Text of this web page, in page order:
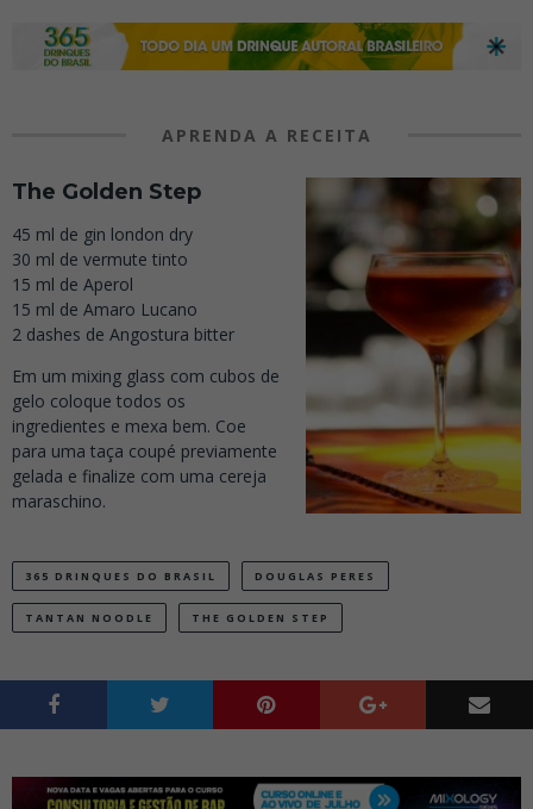
APRENDA A RECEITA
The Golden Step
45 ml de gin london dry
30 ml de vermute tinto
15 ml de Aperol
15 ml de Amaro Lucano
2 dashes de Angostura bitter
Em um mixing glass com cubos de
gelo coloque todos os
ingredientes e mexa bem. Coe
para uma taça coupé previamente
gelada e finalize com uma cereja
maraschino.
365 DRINQUES DO BRASIL DOUGLAS PERES
TANTAN NOODLE THE GOLDEN STEP